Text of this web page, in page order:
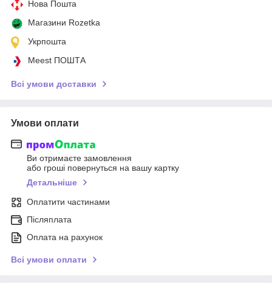
Нова Пошта
Магазини Rozetka
Укрпошта
Meest ПОШТА
Всі умови доставки
Умови оплати
Ви отримаєте замовлення
або гроші повернуться на вашу картку
Детальніше
Оплатити частинами
Післяплата
Оплата на рахунок
Всі умови оплати